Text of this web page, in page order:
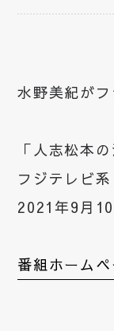
水野美紀が
「人志松本
フジテレビ系
2021年9月
番組ホーム